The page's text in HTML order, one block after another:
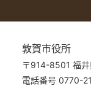
敦賀市役所
〒914-8501 福井
電話番号 0770-